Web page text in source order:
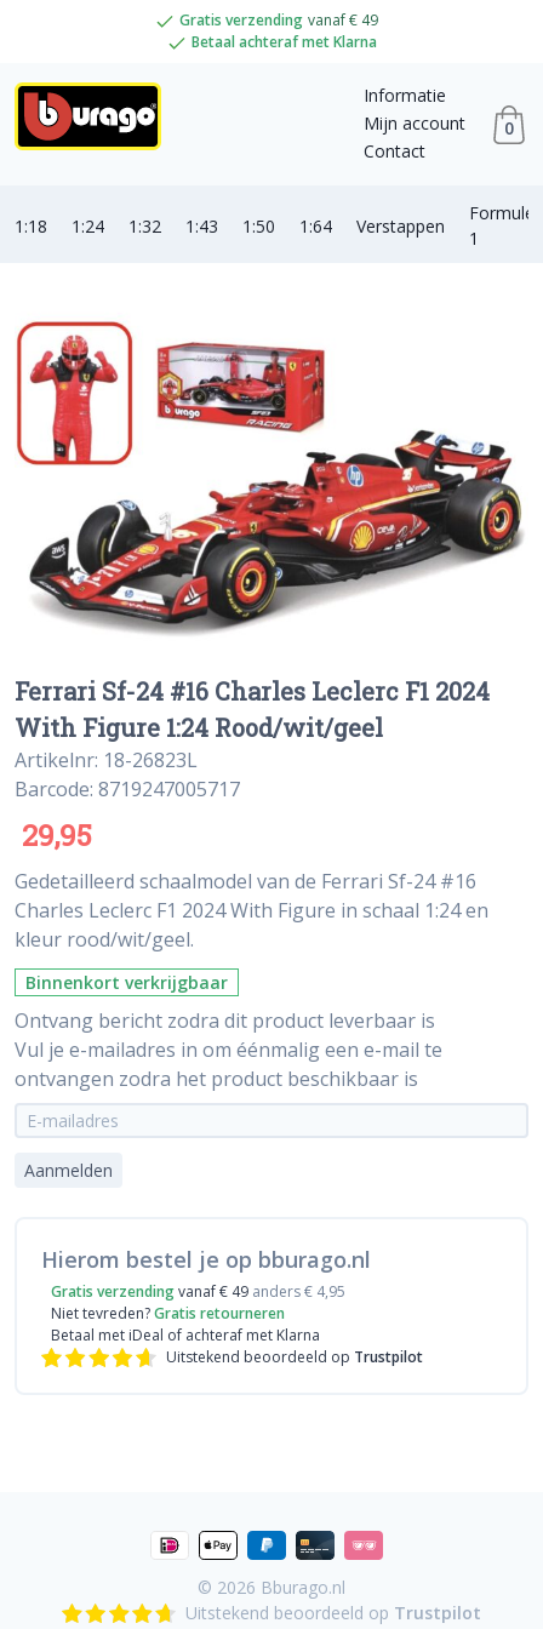
Gratis verzending vanaf € 49
Betaal achteraf met Klarna
Informatie
Mijn account
Contact
0
1:18 1:24 1:32 1:43 1:50 1:64 Verstappen
Formule
1
Ferrari Sf-24 #16 Charles Leclerc F1 2024
With Figure 1:24 Rood/wit/geel
Artikelnr: 18-26823L
Barcode: 8719247005717
29,95
Gedetailleerd schaalmodel van de Ferrari Sf-24 #16
Charles Leclerc F1 2024 With Figure in schaal 1:24 en
kleur rood/wit/geel.
Binnenkort verkrijgbaar
Ontvang bericht zodra dit product leverbaar is
Vul je e-mailadres in om éénmalig een e-mail te
ontvangen zodra het product beschikbaar is
Aanmelden
Hierom bestel je op bburago.nl
Gratis verzendingvanaf € 49 anders € 4,95
Niet tevreden?Gratis retourneren
Betaal met iDeal of achteraf met Klarna
Uitstekend beoordeeld op Trustpilot
© 2026 Bburago.nl
Uitstekend beoordeeld op Trustpilot